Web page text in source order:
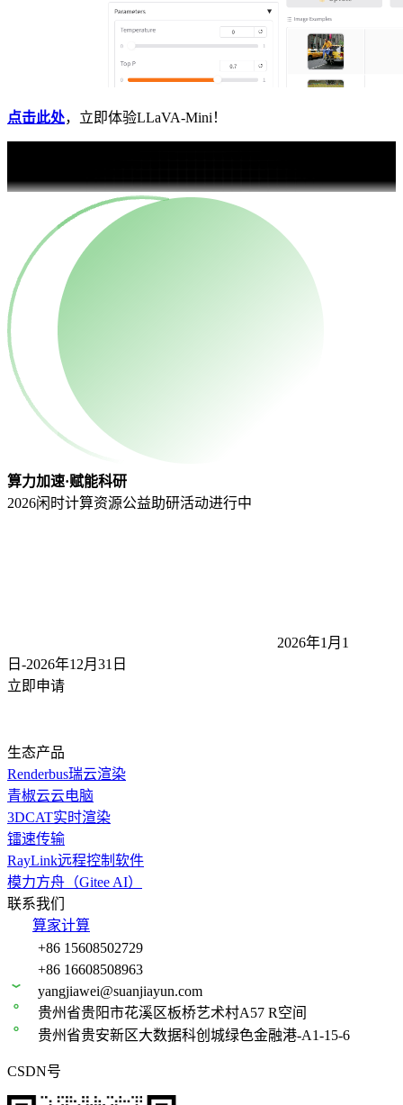
点击此处，立即体验LLaVA-Mini！
算力加速·赋能科研
2026闲时计算资源公益助研活动进行中
2026年1月1
日-2026年12月31 日
立即申请
生态产品
Renderbus瑞云渲染
青椒云云电脑
3DCAT实时渲染
镭速传输
RayLink远程控制软件
模力方舟（Gitee AI）
联系我们
算家计算
+86 15608502729
+86 16608508963
yangjiawei@suanjiayun.com
贵州省贵阳市花溪区板桥艺术村A57 R空间
贵州省贵安新区大数据科创城绿色金融港-A1-15-6
CSDN号